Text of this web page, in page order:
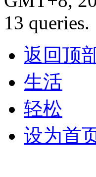
13 queries.
返回顶
生活
轻松
设为首